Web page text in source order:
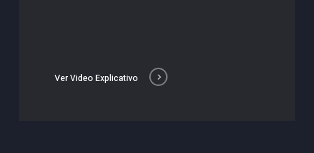
Ver Video Explicativo